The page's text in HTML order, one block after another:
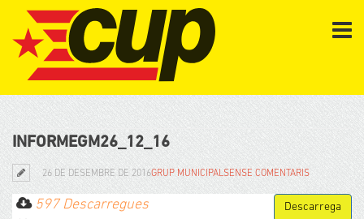
INFORMEGM26_12_16
26 DE DESEMBRE DE 2016GRUP MUNICIPALSENSE COMENTARIS
597 Descarregues